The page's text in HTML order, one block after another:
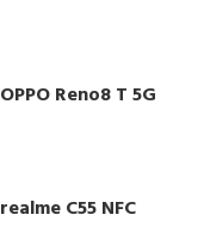
Reno8 T 5G
C55 NFC